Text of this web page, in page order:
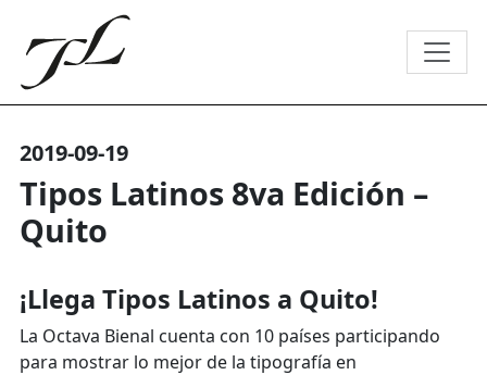
2019-09-19
Tipos Latinos 8va Edición –
Quito
¡Llega Tipos Latinos a Quito!
La Octava Bienal cuenta con 10 países participando
para mostrar lo mejor de la tipografía en